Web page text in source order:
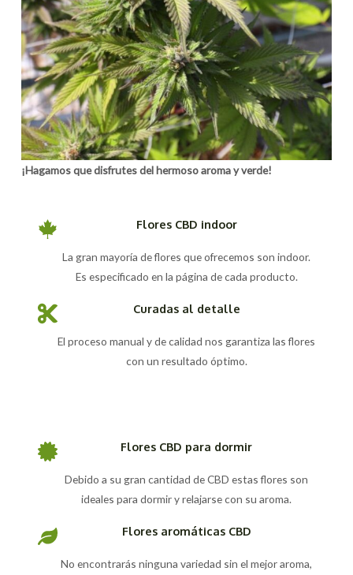
¡Hagamos que disfrutes del hermoso aroma y verde!
Flores CBD indoor
La gran mayoría de flores que ofrecemos son indoor.
Es especificado en la página de cada producto.
Curadas al detalle
El proceso manual y de calidad nos garantiza las flores
con un resultado óptimo.
Flores CBD para dormir
Debido a su gran cantidad de CBD estas flores son
ideales para dormir y relajarse con su aroma.
Flores aromáticas CBD
No encontrarás ninguna variedad sin el mejor aroma,